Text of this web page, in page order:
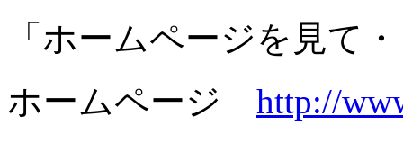
「ホームページを見て
ホームページ http://